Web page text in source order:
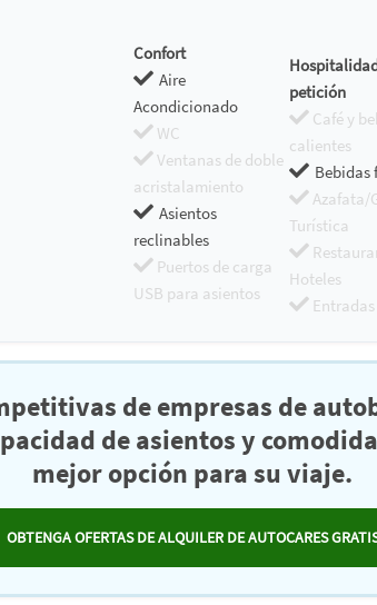
Confort
Aire
Acondicionado
WC
Ventanas de doble
acristalamiento
Asientos
reclinables
Puertos de carga
USB para asientos
petición
Café y
calientes
Bebidas
Azafata/
Turística
Hoteles
Entradas
de empresas de
de asientos y
mejor opción para su viaje.
OBTENGA OFERTAS DE ALQUILER DE AUTOCARES